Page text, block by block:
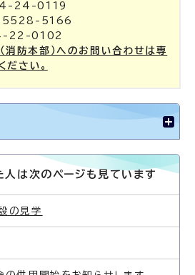
24-0119
5528-5166
22-0102
消防本部）へのお問い合わせは専
ださい。
人は次のページも見ています
の見学